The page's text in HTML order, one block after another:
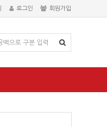
로그인 회원가입